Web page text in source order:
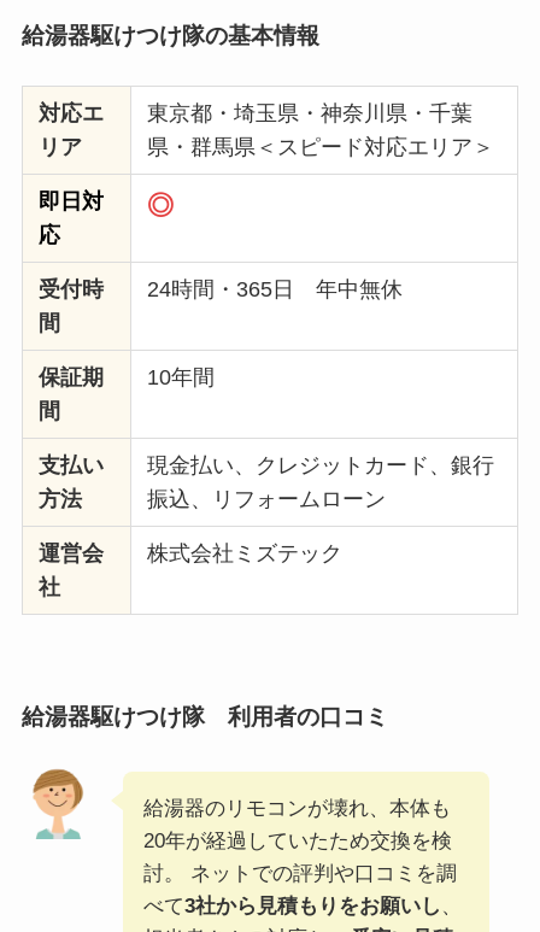
給湯器駆けつけ隊の基本情報
対応エ
リア
東京都・埼玉県・神奈川県・千葉
県・群馬県＜スピード対応エリア＞
即日対
応
◎
受付時
間
24時間・365日 年中無休
保証期
間
10年間
支払い
方法
現金払い、クレジットカード、銀行
振込、リフォームローン
運営会
社
株式会社ミズテック
給湯器駆けつけ隊利用者の口コミ
給湯器のリモコンが壊れ、本体も
20年が経過していたため交換を検
討。 ネットでの評判や口コミを調
べて3社から見積もりをお願いし 、